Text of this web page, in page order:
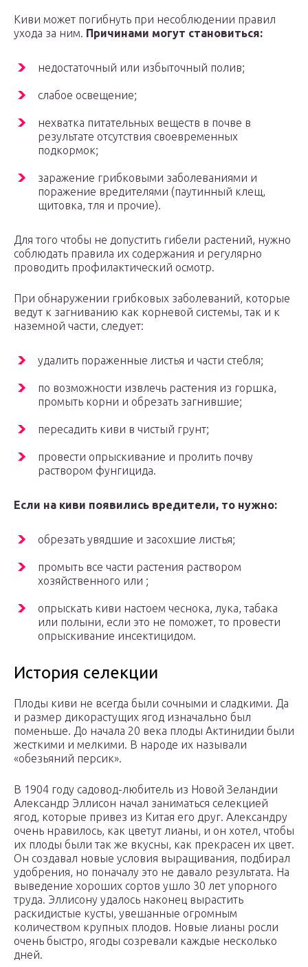
Киви может погибнуть при несоблюдении правил
ухода за ним. Причинами могут становиться:
недостаточный или избыточный полив;
слабое освещение;
нехватка питательных веществ в почве в
результате отсутствия своевременных
подкормок;
заражение грибковыми заболеваниями и
поражение вредителями (паутинный клещ,
щитовка, тля и прочие).
Для того чтобы не допустить гибели растений, нужно
соблюдать правила их содержания и регулярно
проводить профилактический осмотр.
При обнаружении грибковых заболеваний, которые
ведут к загниванию как корневой системы, так и к
наземной части, следует:
удалить пораженные листья и части стебля;
по возможности извлечь растения из горшка,
промыть корни и обрезать загнившие;
пересадить киви в чистый грунт;
провести опрыскивание и пролить почву
раствором фунгицида.
Если на киви появились вредители, то нужно:
обрезать увядшие и засохшие листья;
промыть все части растения раствором
хозяйственного или ;
опрыскать киви настоем чеснока, лука, табака
или полыни, если это не поможет, то провести
опрыскивание инсектицидом.
История селекции
Плоды киви не всегда были сочными и сладкими. Да
и размер дикорастущих ягод изначально был
поменьше. До начала 20 века плоды Актинидии были
жесткими и мелкими. В народе их называли
«обезьяний персик».
В 1904 году садовод-любитель из Новой Зеландии
Александр Эллисон начал заниматься селекцией
ягод, которые привез из Китая его друг. Александру
очень нравилось, как цветут лианы, и он хотел, чтобы
их плоды были так же вкусны, как прекрасен их цвет.
Он создавал новые условия выращивания, подбирал
удобрения, но поначалу это не давало результата. На
выведение хороших сортов ушло 30 лет упорного
труда. Эллисону удалось наконец вырастить
раскидистые кусты, увешанные огромным
количеством крупных плодов. Новые лианы росли
очень быстро, ягоды созревали каждые несколько
дней.